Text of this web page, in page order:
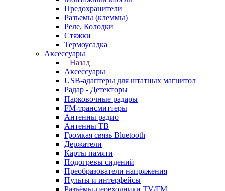
Предохранители
Разъемы (клеммы)
Реле, Колодки
Стяжки
Термоусадка
Аксессуары
Назад
Аксессуары
USB-адаптеры для штатных магнитол
Радар - Детекторы
Парковочные радары
FM-трансмиттеры
Антенны радио
Антенны ТВ
Громкая связь Bluetooth
Держатели
Карты памяти
Подогревы сидений
Преобразователи напряжения
Пульты и интерфейсы
Разъёмы-переходники TV/FM